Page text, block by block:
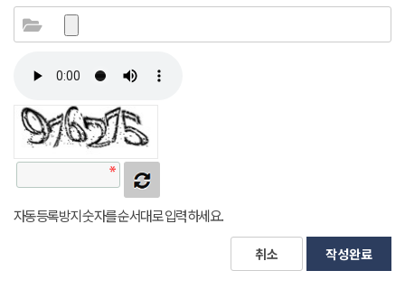
자동등록방지 숫자를 순서대로 입력하세요.
취소 작성완료